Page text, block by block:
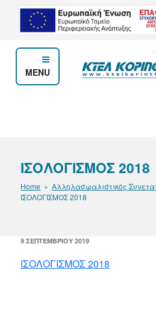
Μετάβαση
περιεχόμενο
MENU
ΙΣΟΛΟΓΙΣΜΟΣ 2018
Home »Αλληλασφαλιστικός
ΙΣΟΛΟΓΙΣΜΟΣ 2018
ΔΗΜΟΣΙΕΎΤΗΚΕ
9 ΣΕΠΤΕΜΒΡΊΟΥ 2019
ΙΣΟΛΟΓΙΣΜΟΣ 2018